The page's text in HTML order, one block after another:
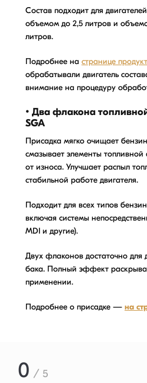
Состав подходит для
объемом до 2,5 литров и
литров.
Подробнее на странице
обрабатывали двигатель
внимание на процедуру
• Два флакона
SGA
Присадка мягко очищает
смазывает элементы
от износа. Улучшает распыл
стабильной работе двигателя.
Подходит для всех типов
включая системы
MDI и другие).
Двух флаконов достаточно для
бака. Полный эффект
применении.
Подробнее о присадке — на
0 / 5